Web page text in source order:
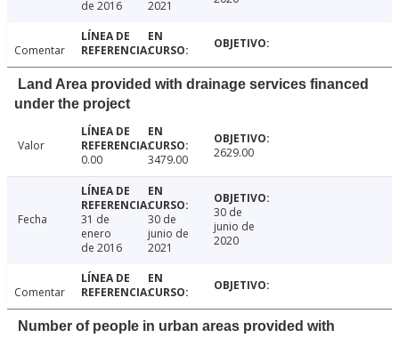
de 2016
2021
Comentar
Land Area provided with drainage services financed
under the project
Valor
0.00
3479.00 2629.00
Fecha
31 de
enero
de 2016
30 de
junio de
2021
30 de
junio de
2020
Comentar
Number of people in urban areas provided with